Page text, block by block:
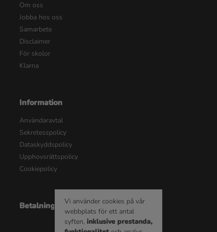
Om oss
Jobba hos oss
Samarbete
Disclaimer
För skolor
Klarna
Information
Användaravtal
Sekretesspolicy
Dataskyddspolicy
Upphovsrättspolicy
Cookiepolicy
BetalningsalternativVi använder cookies på vår
webbplats för ett antal
syften, inklusive prestanda,